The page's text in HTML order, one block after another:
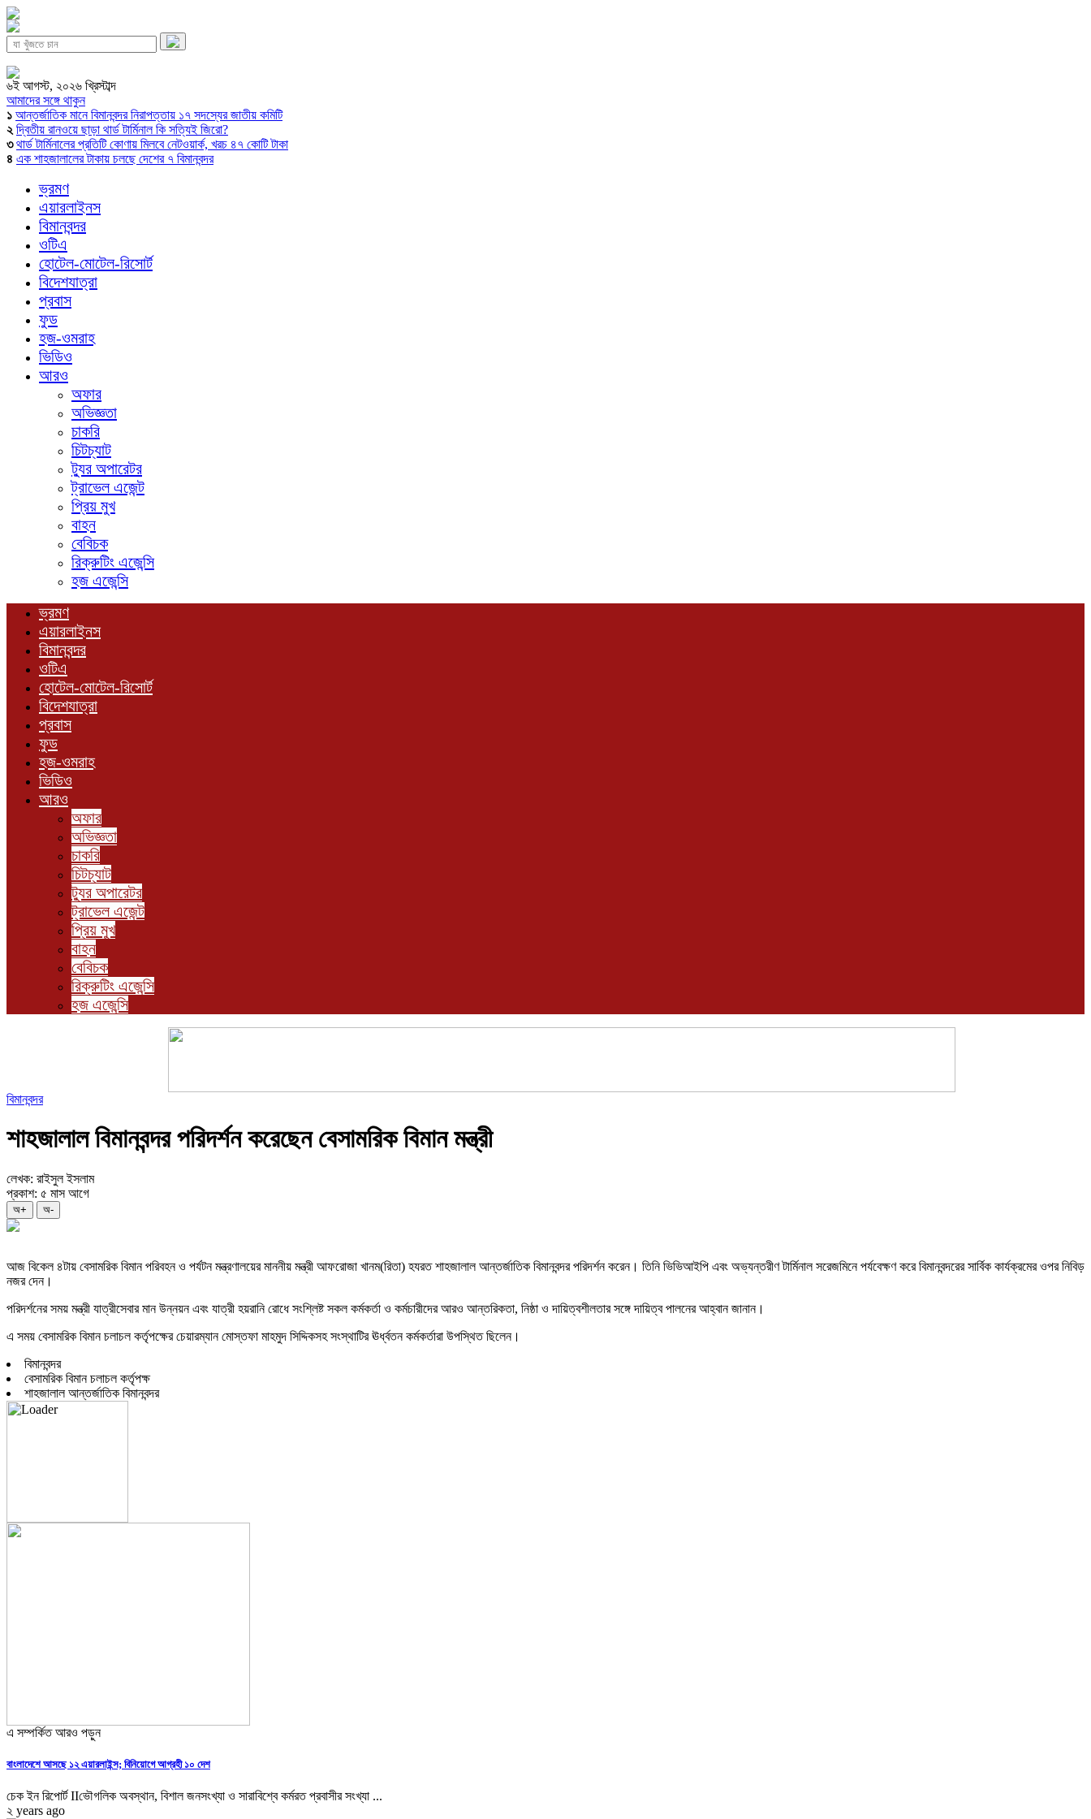
৬ই আগস্ট, ২০২৬ খ্রিস্টাব্দ
আমাদের সঙ্গে থাকুন
১ আন্তর্জাতিক মানে বিমানবন্দর নিরাপত্তায় ১৭ সদস্যের জাতীয় কমিটি
২ দ্বিতীয় রানওয়ে ছাড়া থার্ড টার্মিনাল কি সত্যিই জিরো?
৩ থার্ড টার্মিনালের প্রতিটি কোণায় মিলবে নেটওয়ার্ক, খরচ ৪৭ কোটি টাকা
৪ এক শাহজালালের টাকায় চলছে দেশের ৭ বিমানবন্দর
ভ্রমণ
এয়ারলাইনস
বিমানবন্দর
ওটিএ
হোটেল-মোটেল-রিসোর্ট
বিদেশযাত্রা
প্রবাস
ফুড
হজ-ওমরাহ
ভিডিও
আরও
অফার
অভিজ্ঞতা
চাকরি
চিটচ্যাট
ট্যুর অপারেটর
ট্রাভেল এজেন্ট
প্রিয় মুখ
বাহন
বেবিচক
রিক্রুটিং এজেন্সি
হজ এজেন্সি
ভ্রমণ
এয়ারলাইনস
বিমানবন্দর
ওটিএ
হোটেল-মোটেল-রিসোর্ট
বিদেশযাত্রা
প্রবাস
ফুড
হজ-ওমরাহ
ভিডিও
আরও
অফার
অভিজ্ঞতা
চাকরি
চিটচ্যাট
ট্যুর অপারেটর
ট্রাভেল এজেন্ট
প্রিয় মুখ
বাহন
বেবিচক
রিক্রুটিং এজেন্সি
হজ এজেন্সি
বিমানবন্দর
শাহজালাল বিমানবন্দর পরিদর্শন করেছেন বেসামরিক বিমান মন্ত্রী
লেখক: রাইসুল ইসলাম
প্রকাশ: ৫ মাস আগে
অ+ অ-
আজ বিকেল ৪টায় বেসামরিক বিমান পরিবহন ও পর্যটন মন্ত্রণালয়ের মাননীয় মন্ত্রী আফরোজা খানম(রিতা) হযরত শাহজালাল আন্তর্জাতিক বিমানবন্দর পরিদর্শন করেন। তিনি ভিভিআইপি এবং অভ্যন্তরীণ টার্মিনাল সরেজমিনে পর্যবেক্ষণ করে বিমানবন্দরের সার্বিক কার্যক্রমের ওপর নিবিড়
নজর দেন।
পরিদর্শনের সময় মন্ত্রী যাত্রীসেবার মান উন্নয়ন এবং যাত্রী হয়রানি রোধে সংশ্লিষ্ট সকল কর্মকর্তা ও কর্মচারীদের আরও আন্তরিকতা, নিষ্ঠা ও দায়িত্বশীলতার সঙ্গে দায়িত্ব পালনের আহ্বান জানান।
এ সময় বেসামরিক বিমান চলাচল কর্তৃপক্ষের চেয়ারম্যান মোস্তফা মাহমুদ সিদ্দিকসহ সংস্থাটির ঊর্ধ্বতন কর্মকর্তারা উপস্থিত ছিলেন।
বিমানবন্দর
বেসামরিক বিমান চলাচল কর্তৃপক্ষ
শাহজালাল আন্তর্জাতিক বিমানবন্দর
এ সম্পর্কিত আরও পড়ুন
বাংলাদেশে আসছে ১২ এয়ারলাইন্স; বিনিয়োগে আগ্রহী ১০ দেশ
চেক ইন রিপোর্ট IIভৌগলিক অবস্থান, বিশাল জনসংখ্যা ও সারাবিশ্বে কর্মরত প্রবাসীর সংখ্যা ...
২ years ago